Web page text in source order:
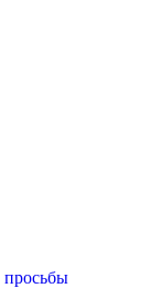
просьбы